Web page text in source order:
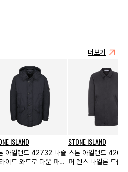
더보기
ISLAND
아일랜드 42732 나슬
이트 와트로 다운 파카
STONE ISLAND
스톤 아일랜드
퍼 덴스 나일론 트윌